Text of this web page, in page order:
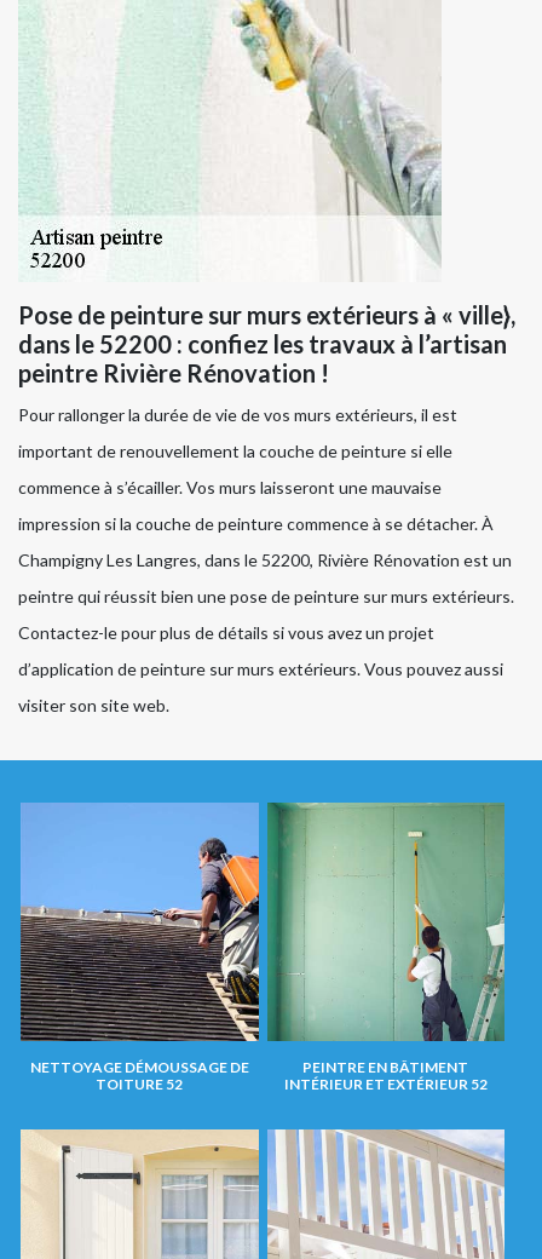
Pose de peinture sur murs extérieurs à « ville},
dans le 52200 : confiez les travaux à l’artisan
peintre Rivière Rénovation !
Pour rallonger la durée de vie de vos murs extérieurs, il est
important de renouvellement la couche de peinture si elle
commence à s’écailler. Vos murs laisseront une mauvaise
impression si la couche de peinture commence à se détacher. À
Champigny Les Langres, dans le 52200, Rivière Rénovation est un
peintre qui réussit bien une pose de peinture sur murs extérieurs.
Contactez-le pour plus de détails si vous avez un projet
d’application de peinture sur murs extérieurs. Vous pouvez aussi
visiter son site web.
NETTOYAGE DÉMOUSSAGE DE
TOITURE 52
PEINTRE EN BÂTIMENT
INTÉRIEUR ET EXTÉRIEUR 52